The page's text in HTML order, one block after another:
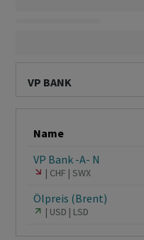
VP BANK
Name
VP Bank -A- N
CHF SWX
Ölpreis (Brent)
USD LSD